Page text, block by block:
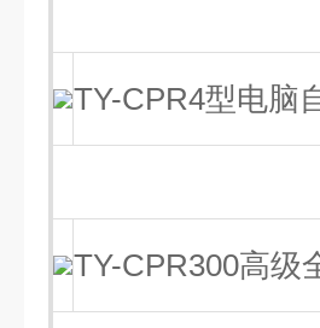
TY-CPR4型电脑
TY-CPR300高级